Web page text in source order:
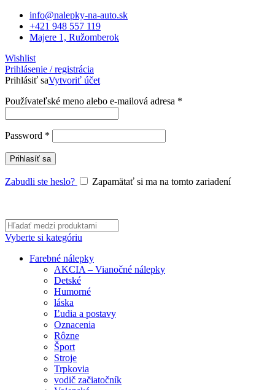
info@nalepky-na-auto.sk
+421 948 557 119
Majere 1, Ružomberok
Wishlist
Prihlásenie / registrácia
Prihlásiť saVytvoriť účet
Používateľské meno alebo e-mailová adresa *
Password *
Prihlasíť sa
Zabudli ste heslo? Zapamätať si ma na tomto zariadení
Vyberte si kategóriu
Farebné nálepky
AKCIA – Vianočné nálepky
Detské
Humorné
láska
Ľudia a postavy
Oznacenia
Rôzne
Šport
Stroje
Trpkovia
vodič začiatočník